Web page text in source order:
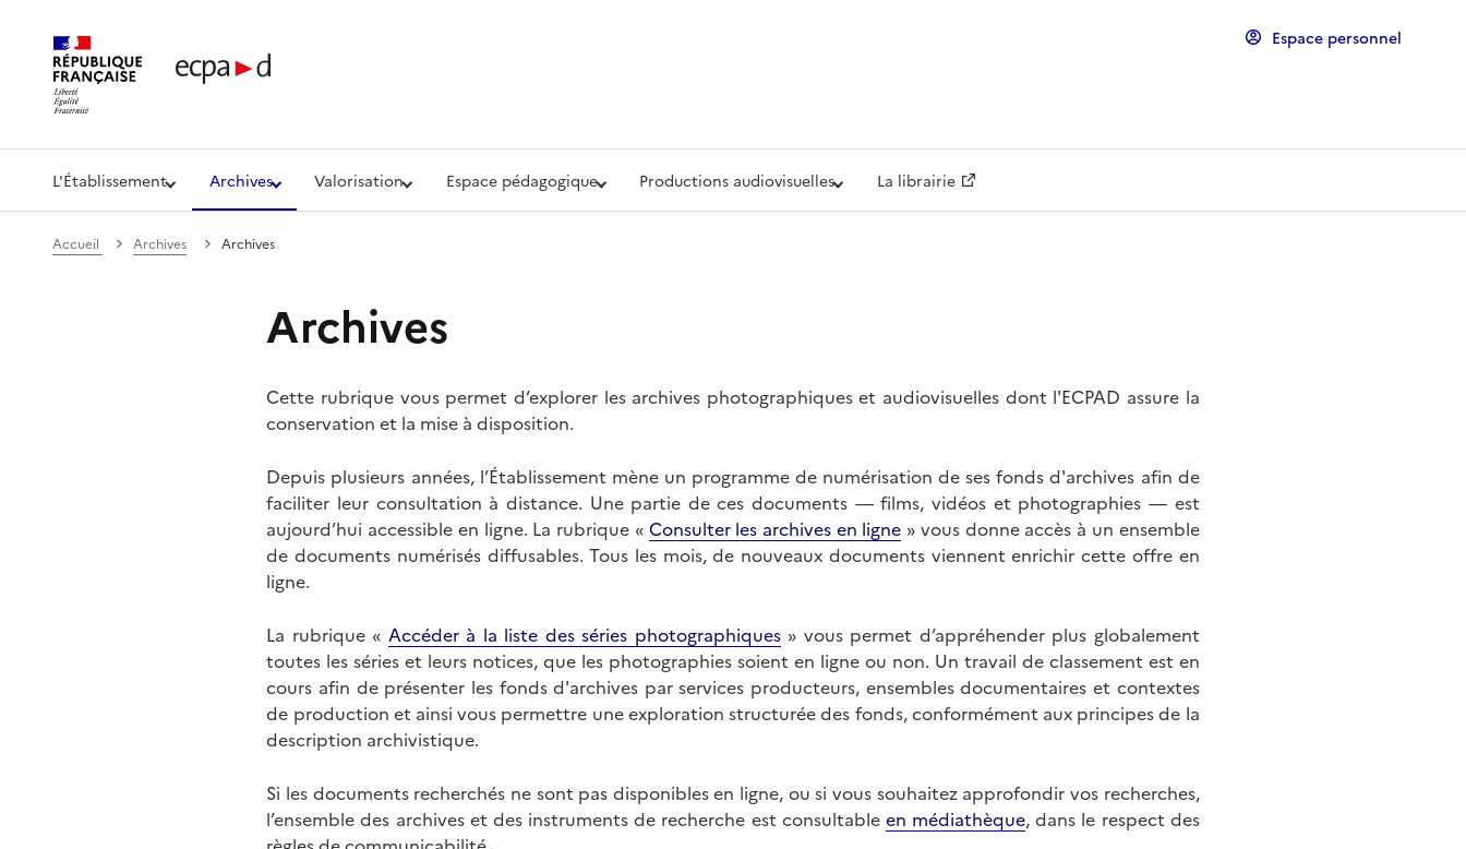
Établissement de communication et de production audiovisuelle de la Défense (ECPAD) Espace personnel
L'Établissement Archives Valorisation Espace pédagogique Productions audiovisuelles La librairie
Accueil Archives Archives
Archives
Cette rubrique vous permet d’explorer les archives photographiques et audiovisuelles dont l'ECPAD assure la
conservation et la mise à disposition.
Depuis plusieurs années, l’Établissement mène un programme de numérisation de ses fonds d'archives afin de
faciliter leur consultation à distance. Une partie de ces documents — films, vidéos et photographies — est
aujourd’hui accessible en ligne. La rubrique « Consulter les archives en ligne » vous donne accès à un ensemble
de documents numérisés diffusables. Tous les mois, de nouveaux documents viennent enrichir cette offre en
ligne.
La rubrique « Accéder à la liste des séries photographiques» vous permet d’appréhender plus globalement
toutes les séries et leurs notices, que les photographies soient en ligne ou non. Un travail de classement est en
cours afin de présenter les fonds d'archives par services producteurs, ensembles documentaires et contextes
de production et ainsi vous permettre une exploration structurée des fonds, conformément aux principes de la
description archivistique.
Si les documents recherchés ne sont pas disponibles en ligne, ou si vous souhaitez approfondir vos recherches,
l’ensemble des archives et des instruments de recherche est consultable en médiathèque, dans le respect des